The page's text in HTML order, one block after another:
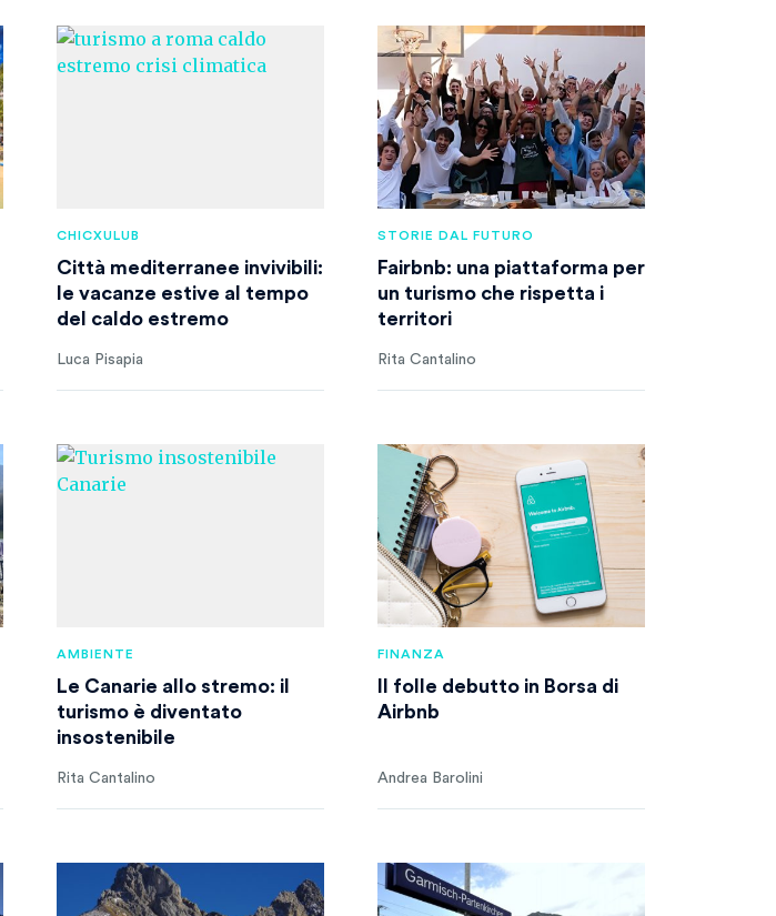
CHICXULUB
Città mediterranee invivibili:
le vacanze estive al tempo
del caldo estremo
Luca Pisapia
STORIE DAL FUTURO
Fairbnb: una piattaforma per
un turismo che rispetta i
territori
Rita Cantalino
AMBIENTE
Le Canarie allo stremo: il
turismo è diventato
insostenibile
Rita Cantalino
FINANZA
Il folle debutto in Borsa di
Airbnb
Andrea Barolini